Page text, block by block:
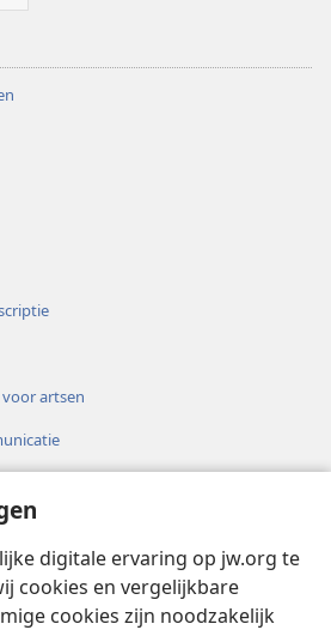
digitale ervaring op jw.org te
cookies en vergelijkbare
cookies zijn noodzakelijk
artsen
LIBRARY™